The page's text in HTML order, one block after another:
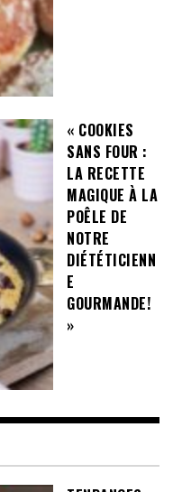
« COOKIES
SANS FOUR :
LA RECETTE
MAGIQUE À LA
POÊLE DE
NOTRE
DIÉTÉTICIENN
E
GOURMANDE!
»